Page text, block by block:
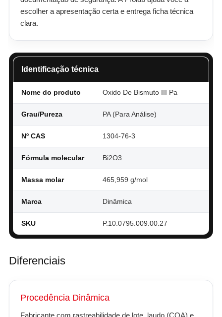
escolher a apresentação certa e entrega ficha técnica
clara.
Identificação técnica
Nome do produto Oxido De Bismuto III Pa
Grau/Pureza PA (Para Análise)
Nº CAS 1304-76-3
Fórmula molecular Bi2O3
Massa molar 465,959 g/mol
Marca Dinâmica
SKU P.10.0795.009.00.27
Diferenciais
Procedência Dinâmica
Fabricante com rastreabilidade de lote, laudo (COA) e